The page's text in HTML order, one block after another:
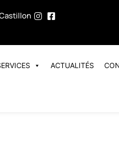
ACTUALITÉS